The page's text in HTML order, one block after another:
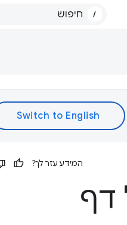
/
המידע עזר לך?
דף